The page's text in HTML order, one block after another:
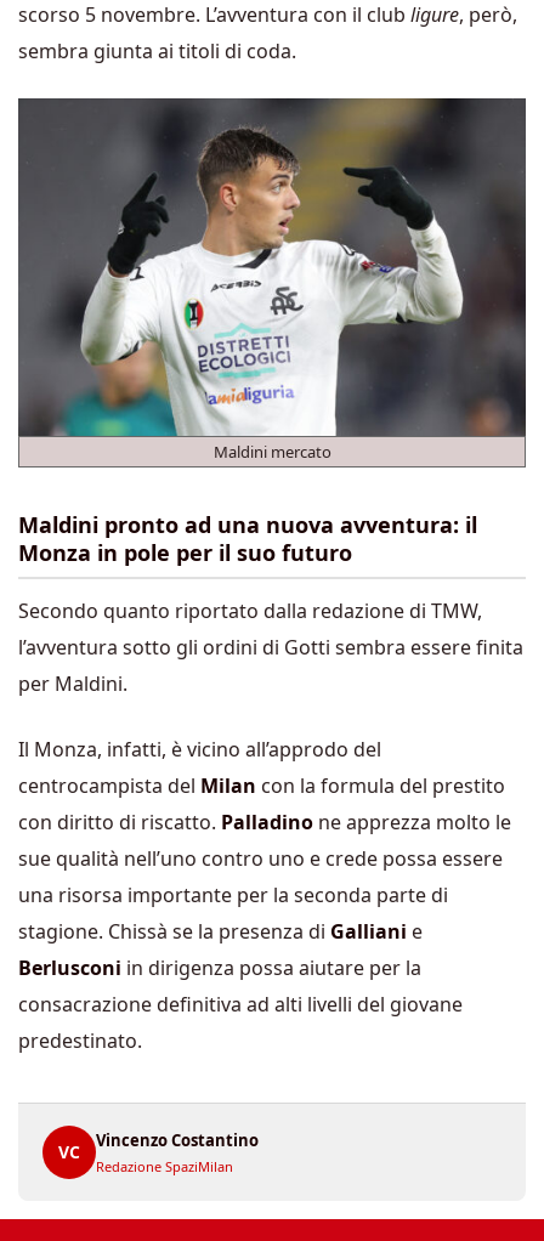
scorso 5 novembre. L’avventura con il club ligure, però,
sembra giunta ai titoli di coda.
Maldini mercato
Maldini pronto ad una nuova avventura: il
Monza in pole per il suo futuro
Secondo quanto riportato dalla redazione di TMW,
l’avventura sotto gli ordini di Gotti sembra essere finita
per Maldini.
Il Monza, infatti, è vicino all’approdo del
centrocampista del Milan con la formula del prestito
con diritto di riscatto. Palladino ne apprezza molto le
sue qualità nell’uno contro uno e crede possa essere
una risorsa importante per la seconda parte di
stagione. Chissà se la presenza di Galliani e
Berlusconi in dirigenza possa aiutare per la
consacrazione definitiva ad alti livelli del giovane
predestinato.
VC
Vincenzo Costantino
Redazione SpaziMilan